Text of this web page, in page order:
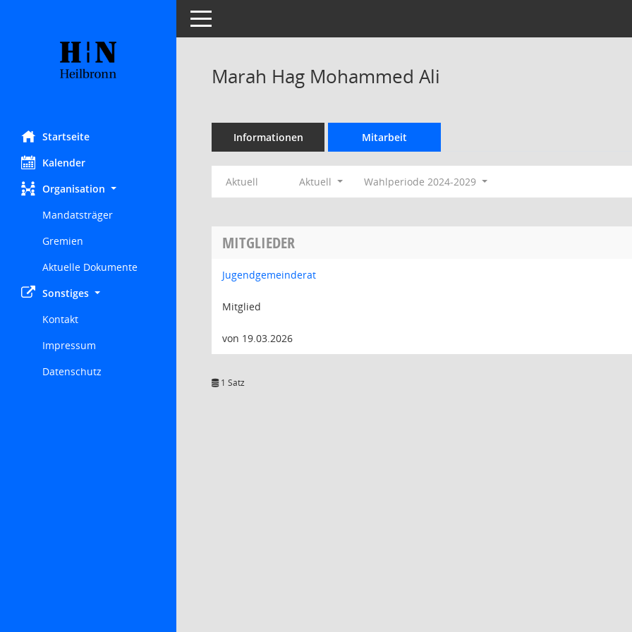
Startseite
Kalender
Organisation
Mandatsträger
Gremien
Aktuelle Dokumente
Sonstiges
Kontakt
Impressum
Datenschutz
Toggle navigation
Marah Hag Mohammed Ali
Informationen Mitarbeit
Aktuell Aktuell Wahlperiode 2024-2029
MITGLIEDER
Jugendgemeinderat
Mitglied
von 19.03.2026
1 Satz